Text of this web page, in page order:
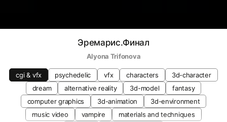
Эремарис.Финал
Alyona Trifonova
cgi & vfx psychedelic vfx characters
3d-character
dream
alternative reality 3d-model
fantasy
computer graphics
3d-animation
3d-environment
music video
vampire
materials and techniques